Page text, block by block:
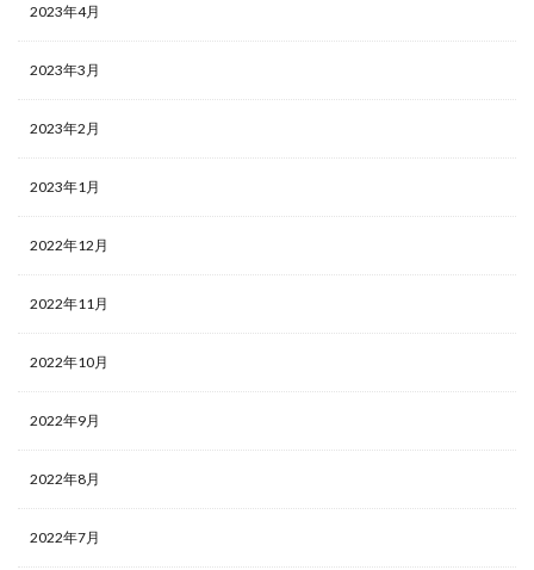
2023年4月
2023年3月
2023年2月
2023年1月
2022年12月
2022年11月
2022年10月
2022年9月
2022年8月
2022年7月